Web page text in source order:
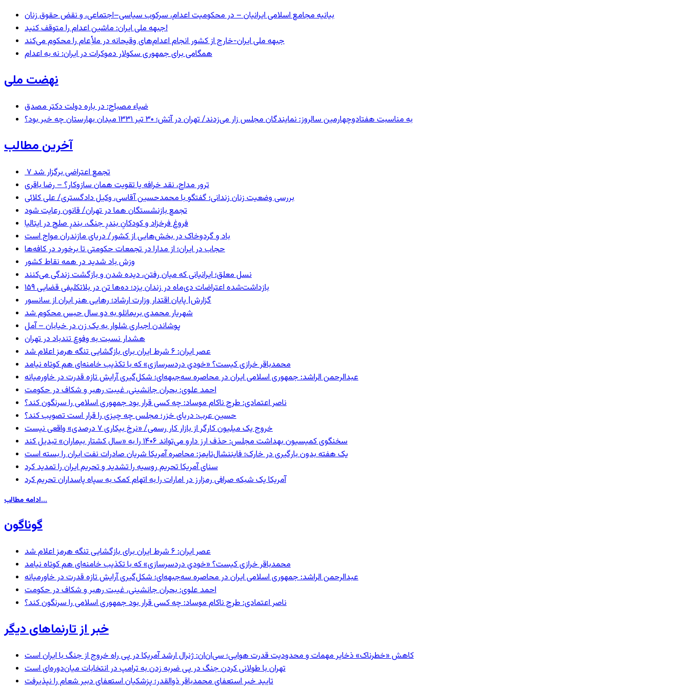
بیانیه مجامع اسلامی ایرانیان – در محکومیت اعدام، سرکوب سیاسی–اجتماعی، و نقض حقوق زنان
جبهه ملی ایران: ماشین اعدام را متوقف کنید!
جبهه ملی ایران-خارج از کشور انجام اعدام‌های وقیحانه در ملأِعام را محکوم می‌کند
همگامی برای جمهوری سکولار دموکرات در ایران: نه به اعدام
نهضت ملی
ضیاء مصباح: در باره دولت دکتر مصدق
به مناسبت هفتادوچهارمین سالروز: نمایندگان مجلس زار می‌زدند/ تهران در آتش؛ ۳۰ تیر ۱۳۳۱ میدان بهارستان چه خبر بود؟
آخرین مطالب
۷ تجمع اعتراضی برگزار شد
ترور مداح، نقد خرافه یا تقویت همان سازوکار؟ – رضا باقری
بررسی وضعیت زنان زندانی؛ گفتگو با محمدحسین آقاسی، وکیل دادگستری/ علی کلائی
تجمع بازنشستگان هما در تهران/ قانون رعایت شود
فروغ فرخزاد و کودکانِ بندرِ جنگ، بندرِ صلح در ایتالیا
باد و گردوخاک در بخش‌هایی از کشور/ دریای مازندران مواج است
حجاب در ایران؛ از مدارا در تجمعات حکومتی تا برخورد در کافه‌ها
وزش باد شدید در همه نقاط کشور
نسل معلق؛ ایرانیانی که میان رفتن، دیده شدن و بازگشت زندگی می‌کنند
۱۵۹ بازداشت‌شده اعتراضات دی‌ماه در زندان یزد؛ ده‌ها تن در بلاتکلیفی قضایی
گزارش| پایان اقتدار وزارت ارشاد؛ رهایی هنر ایران از سانسور
شهریار محمدی بریمانلو به دو سال حبس محکوم شد
پوشاندن اجباری شلوار به یک زن در خیابان – آمل
هشدار نسبت به وفوع تندباد در تهران
عصر ایران: ۶ شرط ایران برای بازگشایی تنگه هرمز اعلام شد
محمدباقر خرازی کیست؟ «خودیِ دردسرسازی» که با تکذیب خامنه‌ای هم کوتاه نیامد
عبدالرحمن الراشد: جمهوری اسلامی ایران در محاصره سه‌جبهه‌ای؛ شکل‌گیری آرایش تازه قدرت در خاورمیانه
احمد علوی: بحران جانشینی، غیبت رهبر و شکاف در حکومت
ناصر اعتمادی: طرح ناکام موساد: چه کسی قرار بود جمهوری اسلامی را سرنگون کند؟
حسین عرب: دریای خزر؛ مجلس چه چیزی را قرار است تصویب کند؟
خروج یک میلیون کارگر از بازار کار رسمی/ «نرخ بیکاری ۷ درصدی» واقعی نیست
سخنگوی کمیسیون بهداشت مجلس: حذف ارز دارو می‌تواند ۱۴۰۶ را به «سال کشتار بیماران» تبدیل کند
یک هفته بدون بارگیری در خارک؛ فایننشال‌تایمز: محاصره آمریکا شریان صادرات نفت ایران را بسته است
سنای آمریکا تحریم روسیه را تشدید و تحریم ایران را تمدید کرد
آمریکا یک شبکه صرافی رمزارز در امارات را به اتهام کمک به سپاه پاسداران تحریم کرد
ادامه مطالب...
گوناگون
عصر ایران: ۶ شرط ایران برای بازگشایی تنگه هرمز اعلام شد
محمدباقر خرازی کیست؟ «خودیِ دردسرسازی» که با تکذیب خامنه‌ای هم کوتاه نیامد
عبدالرحمن الراشد: جمهوری اسلامی ایران در محاصره سه‌جبهه‌ای؛ شکل‌گیری آرایش تازه قدرت در خاورمیانه
احمد علوی: بحران جانشینی، غیبت رهبر و شکاف در حکومت
ناصر اعتمادی: طرح ناکام موساد: چه کسی قرار بود جمهوری اسلامی را سرنگون کند؟
خبر از تارنماهای دیگر
کاهش «خطرناک» ذخایر مهمات و محدودیت قدرت هوایی؛ سی‌ان‌ان: ژنرال ارشد آمریکا در پی راه خروج از جنگ با ایران است
تهران با طولانی کردن جنگ در پی ضربه زدن به ترامپ در انتخابات میان‌دوره‌ای است
تایید خبر استعفای محمدباقر ذوالقدر؛ پزشکیان استعفای دبیر شعام را نپذیرفت